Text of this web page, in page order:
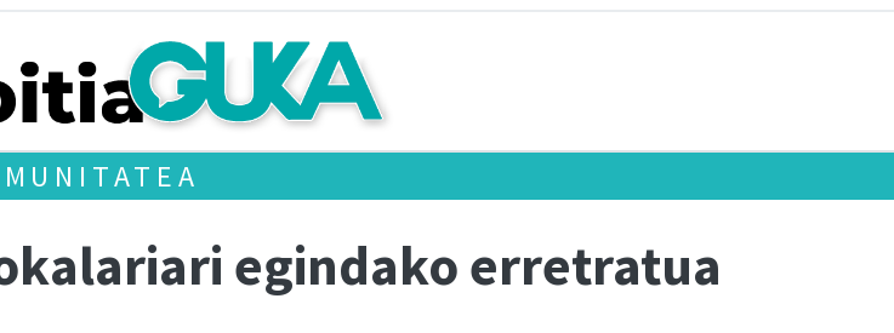
egindako erretratua